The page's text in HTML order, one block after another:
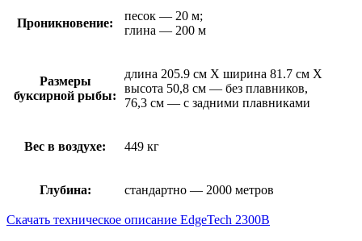
Проникновение:
песок — 20 м;
глина — 200 м
Размеры
буксирной рыбы:
длина 205.9 см X ширина 81.7 см X
высота 50,8 см — без плавников,
76,3 см — с задними плавниками
Вес в воздухе: 449 кг
Глубина: стандартно — 2000 метров
Скачать техническое описание EdgeTech 2300B